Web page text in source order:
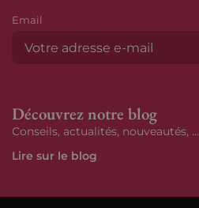
Email
Découvrez notre blog
Conseils, actualités, nouveautés, ...
Lire sur le blog